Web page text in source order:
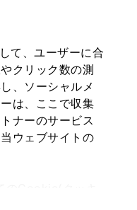
て、ユーザーに合
クリック数の測
、ソーシャルメ
は、ここで収集
ナーのサービス
ウェブサイトの
のみ）を掲載しています。